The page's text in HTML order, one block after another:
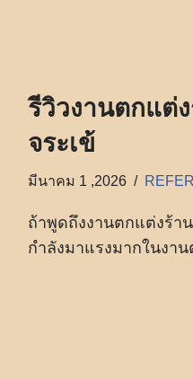
รีวิวงานตกแต่
จระเข้
มีนาคม 1 ,2026
ถ้าพูดถึงงานตกแต่งร้า
กำลังมาแรงมากในงา